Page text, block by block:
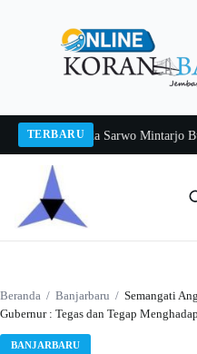
TERBARU
Pj Sekda Sarwo Mintarjo Buka
Beranda / Banjarbaru / Semangati
Gubernur : Tegas dan Tegap
BANJARBARU